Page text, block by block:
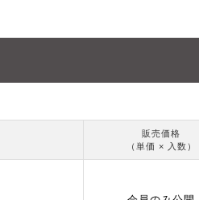
販売価格
（単価 × 入数）